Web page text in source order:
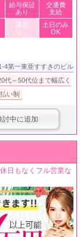
給与保証
あり
交通費
支給
講習
なし
土日のみ
OK
4第一東亜すすきのビル
代～50代位まで幅広く
い制
中に追加
日もなくフル営業な